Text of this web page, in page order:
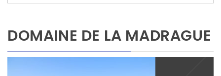
DOMAINE DE LA MADRAGUE